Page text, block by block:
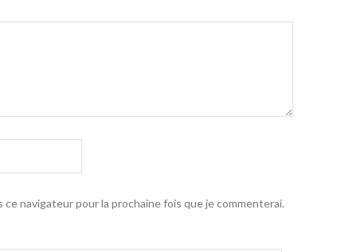
navigateur pour la prochaine fois que je commenterai.